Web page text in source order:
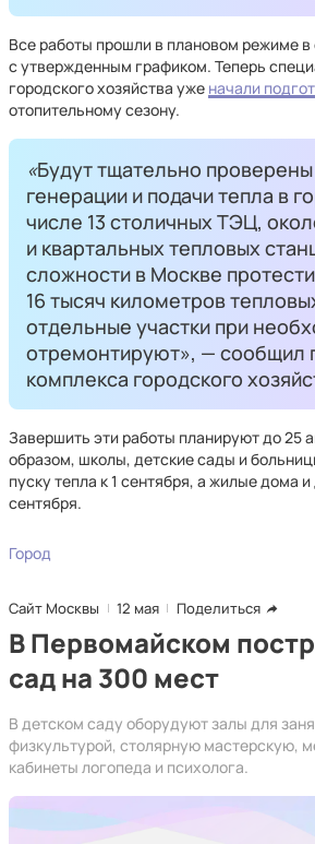
Все работы прошли в плановом режиме в
с утвержденным графиком. Теперь
городского хозяйства уже начали
отопительному сезону.
«Будут тщательно
генерации и подачи тепла в
числе 13 столичных ТЭЦ,
и квартальных тепловых
сложности в Москве
16 тысяч километров
отдельные участки при
отремонтируют», — сообщил
комплекса городского
Завершить эти работы планируют до 25
образом, школы, детские сады и
пуску тепла к 1 сентября, а жилые дома
сентября.
Город
Сайт Москвы 12 мая Поделиться
В Первомайском
сад на 300 мест
В детском саду оборудуют залы для
физкультурой, столярную мастерскую,
кабинеты логопеда и психолога.